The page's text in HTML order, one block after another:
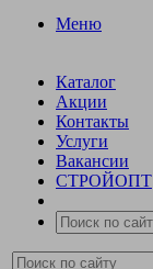
Меню
Каталог
Акции
Контакты
Услуги
Вакансии
СТРОЙОПТ